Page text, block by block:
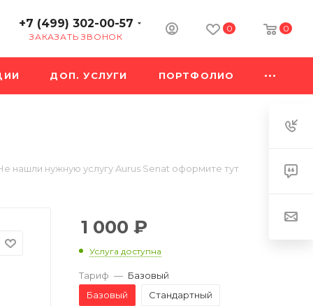
+7 (499) 302-00-57
ЗАКАЗАТЬ ЗВОНОК
0 0
ДОП. УСЛУГИ ПОРТФОЛИО
нашли нужную услугу Aurus Senat оформите тут
1 000 ₽
Услуга доступна
Тариф — Базовый
Базовый
Стандартный